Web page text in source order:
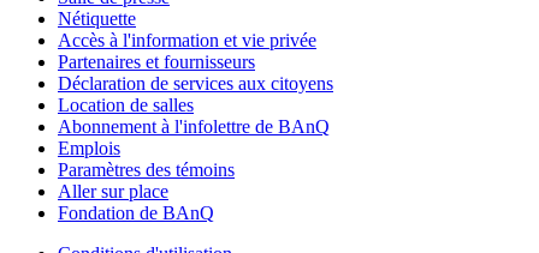
Nétiquette
Accès à l'information et vie privée
Partenaires et fournisseurs
Déclaration de services aux citoyens
Location de salles
Abonnement à l'infolettre de BAnQ
Emplois
Paramètres des témoins
Aller sur place
Fondation de BAnQ